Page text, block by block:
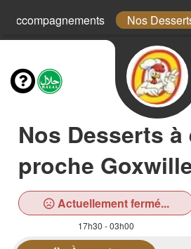
Accompagnements Nos
Nos Desserts
proche
Actuellement fermé...
17h30 - 03h00